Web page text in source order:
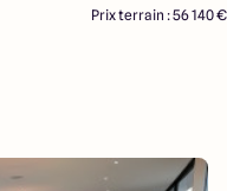
Prix terrain : 56 140 €